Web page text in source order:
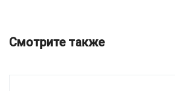
Смотрите также